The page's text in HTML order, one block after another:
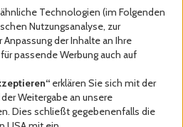
Technologien (im Folgenden
Nutzungsanalyse, zur
der Inhalte an Ihre
passende Werbung auch auf
erklären Sie sich mit der
Weitergabe an unsere
Dies schließt gegebenenfalls die